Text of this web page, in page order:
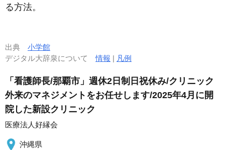
る方法。
出典 小学館
デジタル大辞泉について情報 | 凡例
「看護師長/那覇市」週休2日制日祝休み/クリニック
外来のマネジメントをお任せします/2025年4月に開
院した新設クリニック
医療法人好縁会
沖縄県